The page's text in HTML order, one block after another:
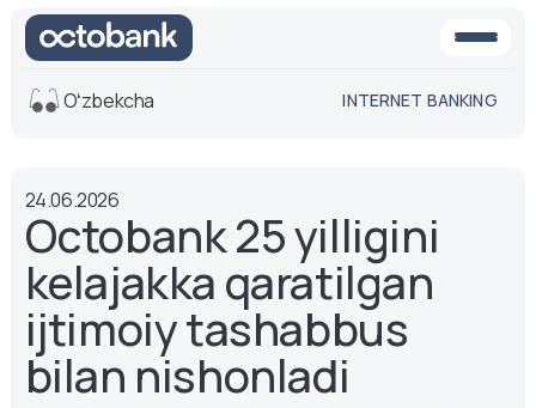
O'rta
versiya
versiya
Ovoz
Matn o'lchami
Aa -
Aa
Aa +
Oʻzbekcha INTERNET BANKING
24.06.2026
Octobank 25 yilligini
kelajakka qaratilgan
ijtimoiy tashabbus
bilan nishonladi